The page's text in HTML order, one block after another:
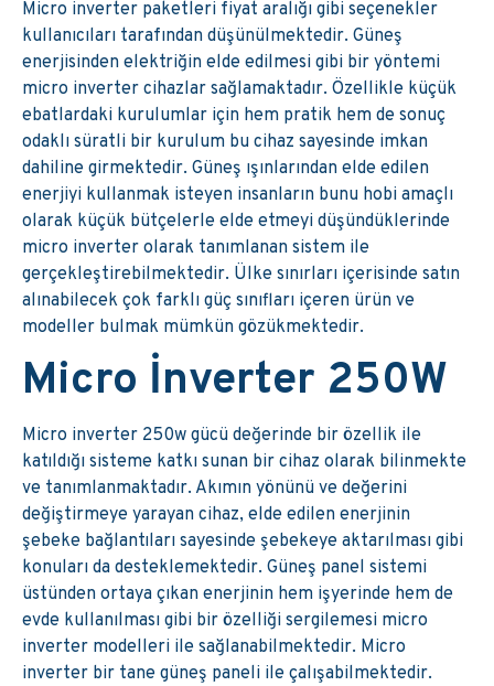
Micro inverter paketleri fiyat aralığı gibi seçenekler
kullanıcıları tarafından düşünülmektedir. Güneş
enerjisinden elektriğin elde edilmesi gibi bir yöntemi
micro inverter cihazlar sağlamaktadır. Özellikle küçük
ebatlardaki kurulumlar için hem pratik hem de sonuç
odaklı süratli bir kurulum bu cihaz sayesinde imkan
dahiline girmektedir. Güneş ışınlarından elde edilen
enerjiyi kullanmak isteyen insanların bunu hobi amaçlı
olarak küçük bütçelerle elde etmeyi düşündüklerinde
micro inverter olarak tanımlanan sistem ile
gerçekleştirebilmektedir. Ülke sınırları içerisinde satın
alınabilecek çok farklı güç sınıfları içeren ürün ve
modeller bulmak mümkün gözükmektedir.
Micro İnverter 250W
Micro inverter 250w gücü değerinde bir özellik ile
katıldığı sisteme katkı sunan bir cihaz olarak bilinmekte
ve tanımlanmaktadır. Akımın yönünü ve değerini
değiştirmeye yarayan cihaz, elde edilen enerjinin
şebeke bağlantıları sayesinde şebekeye aktarılması gibi
konuları da desteklemektedir. Güneş panel sistemi
üstünden ortaya çıkan enerjinin hem işyerinde hem de
evde kullanılması gibi bir özelliği sergilemesi micro
inverter modelleri ile sağlanabilmektedir. Micro
inverter bir tane güneş paneli ile çalışabilmektedir.